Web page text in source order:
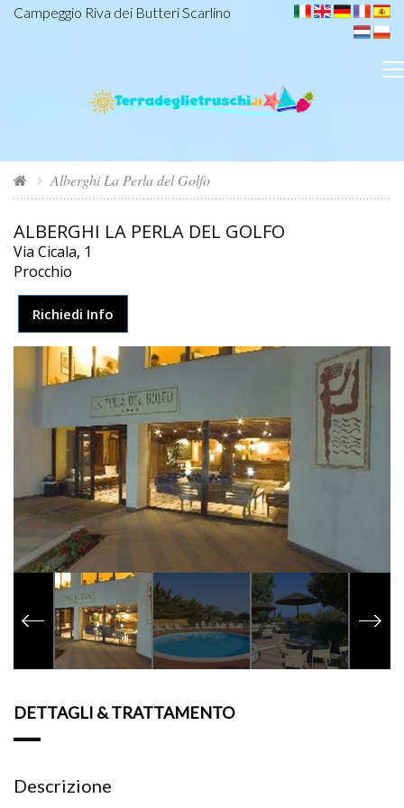
Campeggio Riva dei Butteri Scarlino
Alberghi La Perla del Golfo
ALBERGHI LA PERLA DEL GOLFO
Via Cicala, 1
Procchio
Richiedi Info
DETTAGLI & TRATTAMENTO
Descrizione